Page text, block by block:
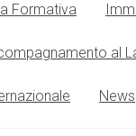
Formativa
al
News